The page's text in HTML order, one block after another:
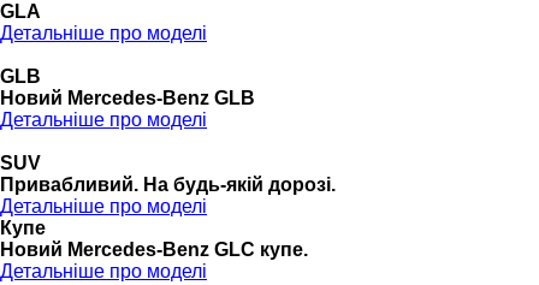
GLA
Детальніше про моделі
GLB
Новий Mercedes-Benz GLB
Детальніше про моделі
SUV
Привабливий. На будь-якій дорозі.
Детальніше про моделі
Купе
Новий Mercedes-Benz GLС купе.
Детальніше про моделі